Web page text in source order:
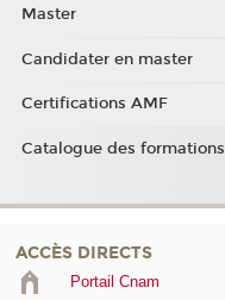
Master
Candidater en master
Certifications AMF
Catalogue des formations
ACCÈS DIRECTS
Portail Cnam